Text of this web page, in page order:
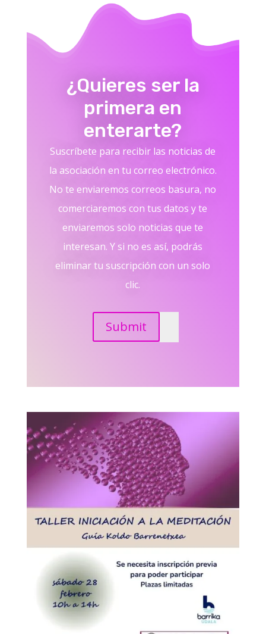
¿Quieres ser la
primera en
enterarte?
Suscríbete para recibir las noticias de
la asociación en tu correo electrónico.
No te enviaremos correos basura, no
comerciaremos con tus datos y te
enviaremos solo noticias que te
interesan. Y si no es así, podrás
eliminar tu suscripción con un solo
clic.
Submit